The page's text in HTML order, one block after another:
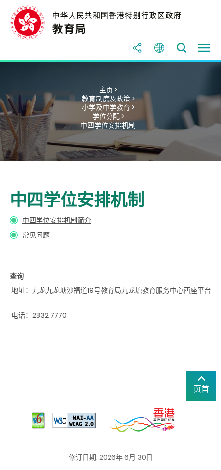
主页 >
教育制度及政策 >
小学及中学教育 >
学位分配 >
中四学位安排机制
中四学位安排机制
中四学位安排机制简介
常见问题
查询
地址：九龙九龙塘沙福道19号教育局九龙塘教育服务中心西座平台
电话：2832 7770
页首
修订日期: 2026年 6月 30日